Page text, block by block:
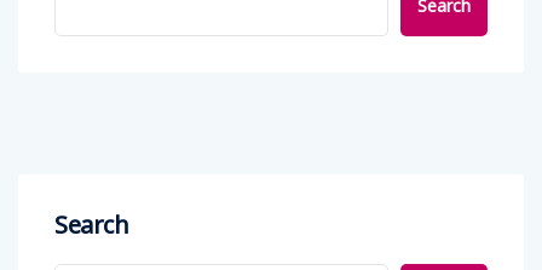
Search
Search